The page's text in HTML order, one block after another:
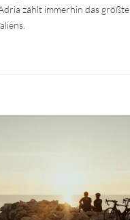
zählt immerhin das größte